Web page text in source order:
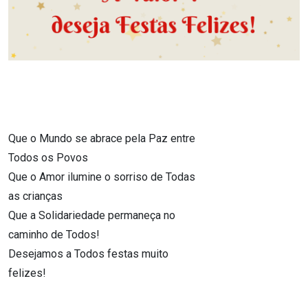
Que o Mundo se abrace pela Paz entre
Todos os Povos
Que o Amor ilumine o sorriso de Todas
as crianças
Que a Solidariedade permaneça no
caminho de Todos!
Desejamos a Todos festas muito
felizes!